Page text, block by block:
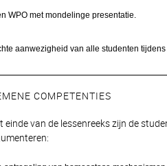
WPO met mondelinge presentatie.
aanwezigheid van alle studenten
COMPETENTIES
einde van de lessenreeks zijn de